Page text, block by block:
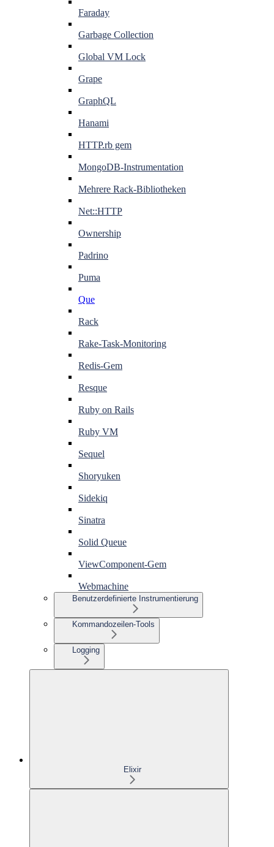
Faraday
Garbage Collection
Global VM Lock
Grape
GraphQL
Hanami
HTTP.rb gem
MongoDB-Instrumentation
Mehrere Rack-Bibliotheken
Net::HTTP
Ownership
Padrino
Puma
Que
Rack
Rake-Task-Monitoring
Redis-Gem
Resque
Ruby on Rails
Ruby VM
Sequel
Shoryuken
Sidekiq
Sinatra
Solid Queue
ViewComponent-Gem
Webmachine
Benutzerdefinierte Instrumentierung
Kommandozeilen-Tools
Logging
Elixir